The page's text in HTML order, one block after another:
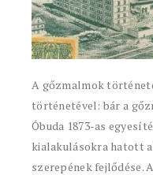
A gőzmalmok
történetével: bár a
Óbuda 1873-as
kialakulásokra hatott
szerepének fejlődése.